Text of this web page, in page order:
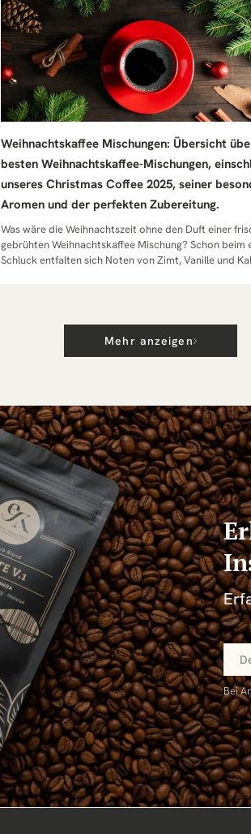
Weihnachtskaffee Mischungen: Übersicht
besten Weihnachtskaffee-Mischungen,
unseres Christmas Coffee 2025, seiner
Aromen und der perfekten Zubereitung.
Was wäre die Weihnachtszeit ohne den Duft einer frisch gebrühten Weihnachtskaffee Mischung? Schon beim ersten Schluck entfalten sich Noten von Zimt, Vanille und Kakao, die Erinnerungen an Kerzenschein, Gebäck und gemütliche Winterabende wecken. Doch diese Kaffees sind mehr als nur saisonale Getränke – sie sind kleine Kunstwerke aus Aroma, Handwerkskunst und Gefühl. In diesem Artikel entdecken wir, warum Weihnachtskaffee Mischungen so einzigartig schmecken, wie sie entstehen und weshalb sie jedes Jahr aufs Neue zu einem festen Ritual in der Weihnachtszeit werden. Was Weihnachtskaffee Mischungen so besonders macht. Was ist eine Weihnachtskaffee Mischung – und warum sie mehr als aromatisierter Kaffee ist. Eine Weihnachtskaffee Mischung ist keine einfache Kombination aus Bohnen und Gewürzen. Sie ist eine fein abgestimmte Komposition, die Tradition, Handwerk und Leidenschaft vereint. Während viele aromatisierte Kaffees mit künstlichen Zusätzen arbeiten, setzen handwerkliche Kaffeemanufakturen – wie wir – auf natürliche Zutaten und präzise Röstkunst. Das Ziel ist, das Aroma der Bohnen zu bewahren und gleichzeitig die festlichen Noten harmonisch einzubetten. Eine gute Mischung soll nicht nach Gewürzdominanz schmecken, sondern die feinen Nuancen der Kaffeebohne hervorheben: Süße, Würze und Wärme – perfekt ausbalanciert. Echter Weihnachtskaffee schmeckt nach Handwerk, nicht nach Aromaflasche. Die besten Weihnachtskaffee Mischungen bestehen aus hochwertigen Arabica-Bohnen, die eigens für die Wintermonate komponiert werden. So entsteht ein Kaffee, der nicht nur schmeckt, sondern Geschichten erzählt: vom Duft frisch gebackener Plätzchen, vom Klang knisternden Kaminfeuers und vom ersten Schluck an einem frostigen Dezembermorgen. Wie Gewürze wie Zimt, Vanille, Kakao und Lebkuchengewürz das weihnachtliche Aroma prägen Das Geheimnis jeder großartigen Weihnachtskaffee Mischung liegt in den Gewürzen. Sie verwandeln gewöhnlichen Kaffee in ein festliches Geschmackserlebnis: Zimt bringt Wärme und Tiefe, erinnert an Adventskränze und Bratäpfel. Vanille sorgt für Sanftheit und rundet die Röstaromen elegant ab. Kakao betont die Schokoladennoten der brasilianischen Bohnen und verleiht Fülle. Lebkuchengewürz – mit Nelke, Muskat und Ingwer – sorgt für den unverwechselbaren Weihnachtscharakter. In Kombination mit den natürlichen Ölen der Kaffeebohne entsteht ein Duft, der schon beim Mahlen verführt. Diese Symbiose aus Gewürzen und Röstung schafft das, was Liebhaber an Weihnachtskaffee so schätzen: ein aromatisches Profil, das sich mit jedem Schluck entfaltet, ohne künstlich zu wirken. Man schmeckt Weihnachten nicht – man fühlt es in der Tasse. Warum Mischungen zu Weihnachten für mehr Wärme, Gemütlichkeit und Genuss sorgen Ein Kaffee für den Sommer soll erfrischen – ein Kaffee für den Winter soll wärmen. Und genau das leisten Weihnachtskaffee Mischungen. Sie spenden innere Ruhe, schenken Geborgenheit und begleiten uns durch die stillsten Tage des Jahres. Der hohe Anteil an milden Arabica-Bohnen, gepaart mit der sanften mittleren Röstung, sorgt für einen feinen, runden Geschmack, der nicht aufdringlich, sondern einhüllend wirkt. Der Körper ist vollmundig, die Textur cremig – besonders, wenn der Kaffee mit Milch, Milchschaum oder einem Hauch Schlagsahne zubereitet wird. Viele unserer Kunden beschreiben den Moment so: „Es ist, als würde man Weihnachten trinken – süß, warm und irgendwie friedlich.“ Diese Gemütlichkeit in der Tasse ist kein Zufall, sondern das Ergebnis handwerklicher Präzision und sensorischer Balance. Denn in einer Zeit, in der alles schneller wird, steht eine Tasse Weihnachtskaffee für das Gegenteil: Entschleunigung. Sinnlichkeit in der Tasse – wie Weihnachtskaffee mit jedem Schluck Emotionen weckt Kaffee kann vieles – aber Weihnachtskaffee kann berühren. Der erste Duft, das leise Aufsteigen des Dampfes, der cremige Geschmack auf der Zunge – all das weckt Erinnerungen an Kindheit, Familie und Geborgenheit. Die Kombination aus Zimt, Vanille und Kakao wirkt wie ein emotionaler Anker. Sie erinnert an vertraute Momente: das Backen von Lebkuchen, das Auspacken der Geschenke, das leise Knistern des Kaminfeuers. Diese sinnliche Komponente ist es, die Weihnachtskaffee Mischungen so einzigartig macht. In unserer Kaffeemanufaktur achten wir darauf, dass jede Charge den gleichen emotionalen Fingerabdruck trägt – sanft, aromatisch, festlich und echt. Denn ein guter Weihnachtskaffee ist nicht nur ein Getränk. Er ist ein Gefühl – verpackt in 250 Gramm pure Gemütlichkeit. Weihnachtskaffee Mischungen sind mehr als saisonale Produkte. Sie sind die Quintessenz aus Aroma, Gefühl und Handwerkskunst – ein Symbol für Genuss, Qualität und die Magie von Weihnachten in der Tasse. Die Kunst der Mischung – Wie Weihnachtskaffee entsteht Das Geheimnis jeder großartigen Weihnachtskaffee Mischung liegt nicht in einem einzelnen Gewürz oder einer Zutat – sondern in der Balance. Nur wenn Bohne, Röstung und Aroma perfekt aufeinander abgestimmt sind, entsteht jener unverwechselbar feine, harmonische Geschmack, der Kaffee in der Weihnachtszeit zu einem echten Erlebnis macht. In unserer Kaffeemanufaktur ist das Kaffee mischen ein Prozess, der Präzision, Erfahrung und Leidenschaft vereint. Denn ein guter Weihnachtskaffee entsteht nicht zufällig – er wird komponiert, wie ein Musiker seine Melodie schreibt. Die Auswahl der Bohnen – warum Herkunft, Varietät und Aufbereitung entscheidend sind Die Grundlage einer gelungenen Mischung ist immer die Bohne. Ihr Ursprung, ihre Varietät und die Art der Aufbereitung bestimmen, wie sich der Geschmack später entwickelt. Für eine festliche Mischung braucht es vor allem Harmonie – jede Komponente soll ihren Charakter zeigen, aber nicht dominieren. Herkunft: Jede Region bringt eigene sensorische Stärken mit. Brasilien liefert Körper und Süße, Kolumbien bringt Struktur und Fruchtigkeit, Guatemala Tiefe und Würze. Varietät: Ob Yellow Bourbon, Typica oder Caturra – jede Sorte trägt ihr eigenes Aromaprofil in sich. Aufbereitung: Ob washed, honey processed oder pulped natural – die Methode beeinflusst, wie viel Süße, Frucht oder Würze in der Tasse ankommen. Ein Weihnachtskaffee ist wie ein Orchester: Die Bohnen sind die Instrumente – nur im Zusammenspiel entsteht Musik. Gerade in der Weihnachtszeit suchen wir nach Fülle und Wärme. Deshalb setzen wir auf Arabica-Bohnen, die mild, ausgewogen und fein im Abgang sind. Sie bilden die ideale Basis, um winterliche Aromen wie Zimt, Vanille oder Kakao elegant einzubinden. Brasilien, Kolumbien und Guatemala – das Trio für harmonische Weihnachtskaffee Mischungen Die besten Weihnachtskaffee Mischungen bestehen aus einem perfekt ausbalancierten Blend dieser drei Ursprungsländer: Brasilien – Minas Gerais:Sanfte Yellow Bourbon-Bohnen, pulped natural aufbereitet, sorgen für Milchschokoladen-Noten, weichen Körper und dezente Nussigkeit. Kolumbien – Medellín:Die Varietäten Typica, Bourbon, Caturra und Catuaí, washed verarbeitet, bringen Pflaumenmus-Aromen und eine feine, lebendige Säure ein. Guatemala – New Oriente:Yellow Bourbon aus der Farm El Gigante, honey processed, fügt subtile Lebkuchen-Noten hinzu – mit einer Spur Zimt und Vanille im Nachhall. Diese drei Herkunftsländer sind das Rückgrat unserer festlichen Blends. Sie ergänzen sich gegenseitig: Brasilien gibt Körper und Wärme, Kolumbien bringt Eleganz und Frucht, Guatemala verleiht Tiefe und Würze. Das Ergebnis ist eine Weihnachtskaffee Mischung, die sowohl im Duft als auch im Geschmack ausgewogen, harmonisch und festlich wirkt – wie ein winterlicher Spaziergang in flüssiger Form. Wie Röstdauer und Temperatur den Geschmack zwischen fein und vollmundig steuern Die Röstung ist der Moment, in dem die Bohne ihr volles Potenzial entfaltet. Schon kleinste Unterschiede in Dauer oder Temperatur verändern das Ergebnis. Für unseren Weihnachtskaffee wählen wir eine mittlere Röstung – der ideale Kompromiss zwischen Süße, Körper und Aroma. Kurze Röstung (hell): betont Säure und Fruchtigkeit – weniger geeignet für festliche Mischungen. Mittlere Röstung: bringt Balance, Süße und feine Röstaromen – ideal für Milchschokolade, Pflaumenmus und Lebkuchen-Noten. Dunkle Röstung: intensiv und kräftig, aber riskiert, feine Gewürznuancen zu überdecken. In der Trommelröstung werden unsere Bohnen bei 190–205 °C langsam veredelt – etwa 14–16 Minuten lang. Diese Langzeitröstung sorgt für gleichmäßige Entwicklung, löst Bitterstoffe und hebt natürliche Süße hervor. „Eine gute Röstung ist wie langsames Kochen – sie braucht Zeit, Geduld und Gefühl.“ So entsteht ein Aroma, das fein, komplex und zugleich vollmundig ist – die perfekte Grundlage für eine festliche Mischung, die sich vielseitig zubereiten lässt: ob Espresso, Handfilter oder French Press. Mischen wie ein Röster: So entsteht eine festliche Mischung, die Aroma und Balance vereint Das eigentliche Kaffee mischen ist die hohe Kunst. Es ist der Moment, in dem sich alle Komponenten zu einer Einheit verbinden – jede Bohne, jede Röstung und jede Gewürznote findet ihren Platz. Der Prozess: Einzeln rösten: Jede Herkunft wird separat geröstet, um ihr individuelles Aromaprofil zu bewahren. Abkühlen und Ruhezeit: Die Bohnen „atmen“ mindestens 24 Stunden, damit sich das Aroma stabilisiert. Mischen: Erst danach werden sie im präzisen Verhältnis zusammengeführt – bei unserem Christmas Coffee etwa 40 % Brasilien, 40 % Kolumbien, 20 % Guatemala. Testbrühen: Jede Charge wird verkostet, bis Balance, Körper und Duft perfekt harmonieren. Diese handwerkliche
Mehr anzeigen
Bei